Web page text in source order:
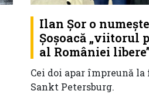
Ilan Șor o
Șoșoacă „viitorul
al României
Cei doi apar împreună
Sankt Petersburg.